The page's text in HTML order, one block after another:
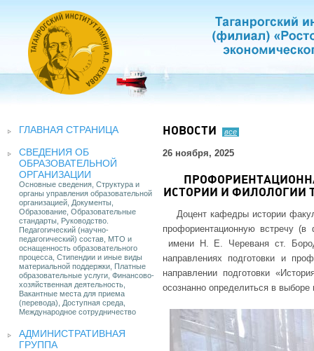
ГЛАВНАЯ СТРАНИЦА
СВЕДЕНИЯ ОБ
ОБРАЗОВАТЕЛЬНОЙ
ОРГАНИЗАЦИИ
Основные сведения, Структура и
органы управления образовательной
организацией, Документы,
Образование, Образовательные
стандарты, Руководство.
Педагогический (научно-
педагогический) состав, МТО и
оснащенность образовательного
процесса, Стипендии и иные виды
материальной поддержки, Платные
образовательные услуги, Финансово-
хозяйственная деятельность,
Вакантные места для приема
(перевода), Доступная среда,
Международное сотрудничество
АДМИНИСТРАТИВНАЯ
ГРУППА
НОВОСТИ все
26 ноября, 2025
ИСТОРИИ И ФИЛОЛОГИИ
Доцент кафедры истории
профориентационную встречу
имени Н. Е. Череваня ст.
направлениях подготовки и
направлении подготовки
осознанно определиться в